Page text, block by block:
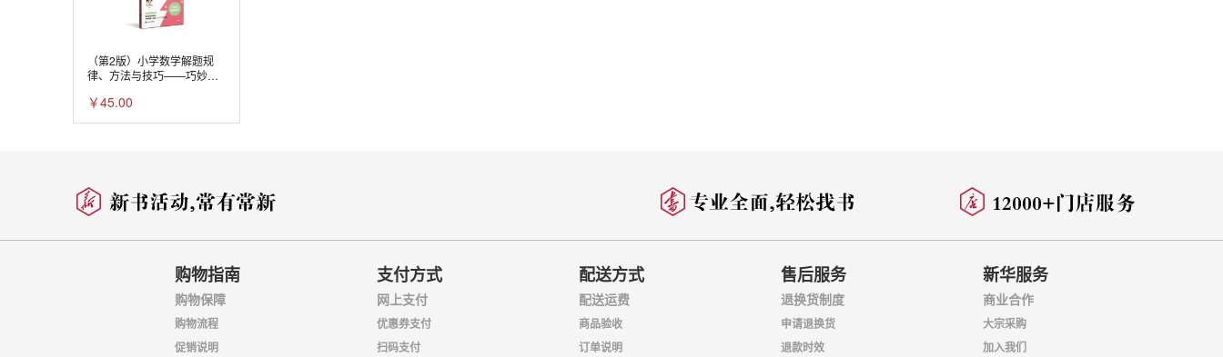
（第2版）小学数学解题规
律、方法与技巧——巧妙的
￥45.00
购物指南
购物保障
购物流程
促销说明
支付方式
网上支付
优惠券支付
扫码支付
配送方式
配送运费
商品验收
订单说明
售后服务
退换货制度
申请退换货
退款时效
新华服务
商业合作
大宗采购
加入我们